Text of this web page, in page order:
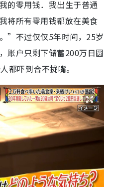
的零用钱．我出生于普通
将所有零用钱都放在美食
”不过仅仅5年时间，25岁
账户只剩下储蓄200万日圆
都吓到合不拢嘴。